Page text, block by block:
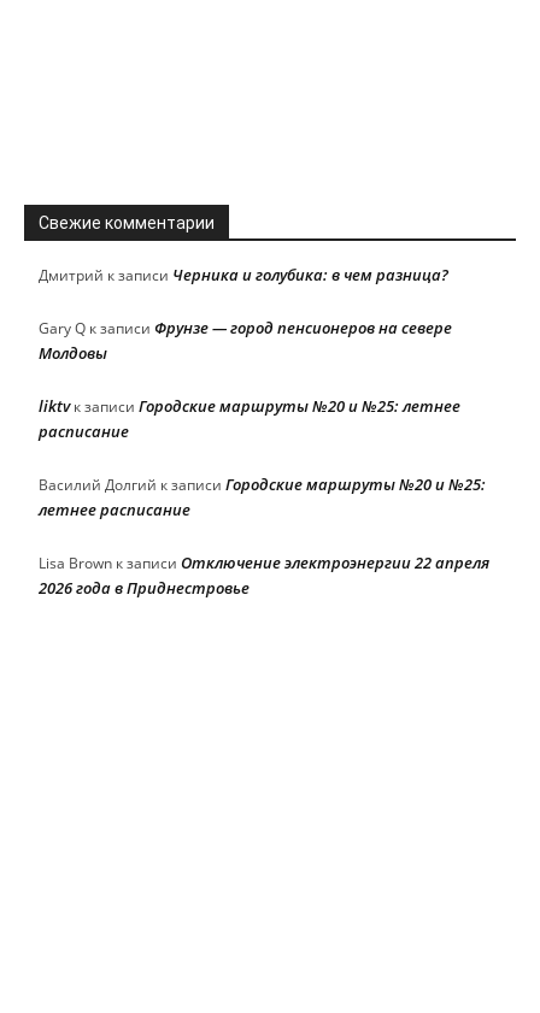
Свежие комментарии
Дмитрий к записи Черника и голубика: в чем разница?
Gary Q к записи Фрунзе — город пенсионеров на севере
Молдовы
liktvк записи Городские маршруты №20 и №25: летнее
расписание
Василий Долгий к записи Городские маршруты №20 и №25:
летнее расписание
Lisa Brown к записи Отключение электроэнергии 22 апреля
2026 года в Приднестровье